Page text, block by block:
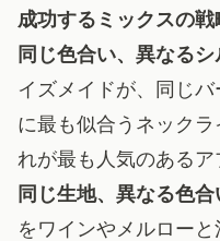
成功するミックスの戦
同じ色合い、異なるシ
イズメイドが、同じ
に最も似合うネック
れが最も人気のあるア
同じ生地、異なる色合
をワインやメルロー